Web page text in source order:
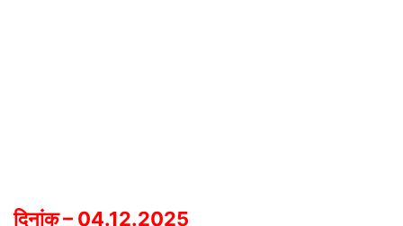
दिनांक – 04.12.2025